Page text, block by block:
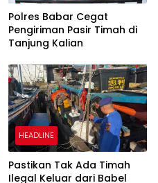
Polres Babar Cegat
Pengiriman Pasir Timah di
Tanjung Kalian
HEADLINE
Pastikan Tak Ada Timah
Ilegal Keluar dari Babel